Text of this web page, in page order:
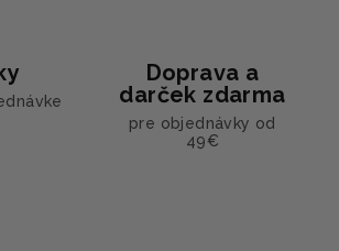
Doprava a
darček zdarma
pre objednávky od
49€